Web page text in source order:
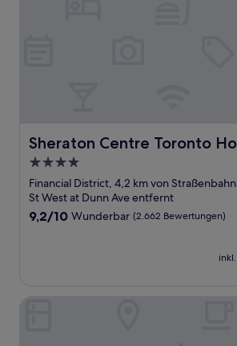
Sheraton Centre Toronto
Sheraton Centre Toronto Hotel
4.0-
Sterne-
Unterkunft
Financial District, 4,2 km von
St West at Dunn Ave entfernt
9.2
9,2/10 Wunderbar (2.662 Bewertungen)